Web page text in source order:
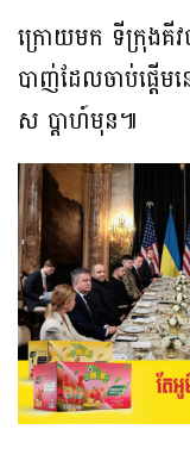
ក្រោយមក ទីក្រុងគី​
បាញ់ដែលចាប់ផ្តើម
ស ប្ដាហ៍​មុន​៕